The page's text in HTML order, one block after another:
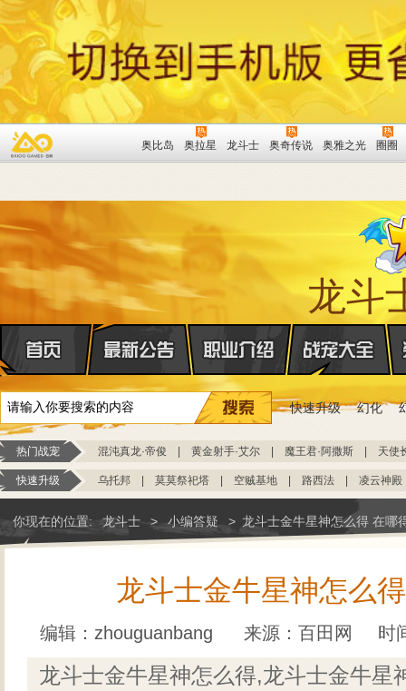
奥比岛 奥拉星 龙斗士 奥奇传说 奥雅之光 圈圈
龙斗
快速升级 幻化
热门战宠 混沌真龙·帝俊 黄金射手·艾尔 魔王君·阿撒斯 天使
快速升级 乌托邦 莫莫祭祀塔 空贼基地 路西法 凌云神殿
你现在的位置: 龙斗士 > 小编答疑 > 龙斗士金牛星神怎么得 在哪
龙斗士金牛星神怎么
编辑：zhouguanbang 来源： 百田网 时
龙斗士金牛星神怎么得,龙斗士金牛星